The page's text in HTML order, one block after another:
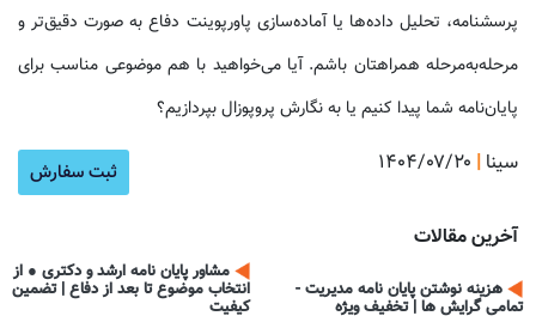
پرسشنامه، تحلیل داده‌ها یا آماده‌سازی پاورپوینت دفاع به صورت دقیق‌تر و
مرحله‌به‌مرحله همراهتان باشم. آیا می‌خواهید با هم موضوعی مناسب برای
پایان‌نامه شما پیدا کنیم یا به نگارش پروپوزال بپردازیم؟
۱۴۰۴/۰۷/۲۰ | سینا ثبت سفارش
آخرین مقالات
هزینه نوشتن پایان نامه مدیریت -
تمامی گرایش ها | تخفیف ویژه
مشاور پایان نامه ارشد و دکتری ● از
انتخاب موضوع تا بعد از دفاع | تضمین
کیفیت